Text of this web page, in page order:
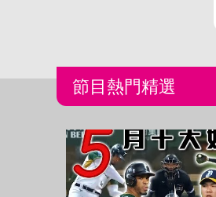
節目熱門精選